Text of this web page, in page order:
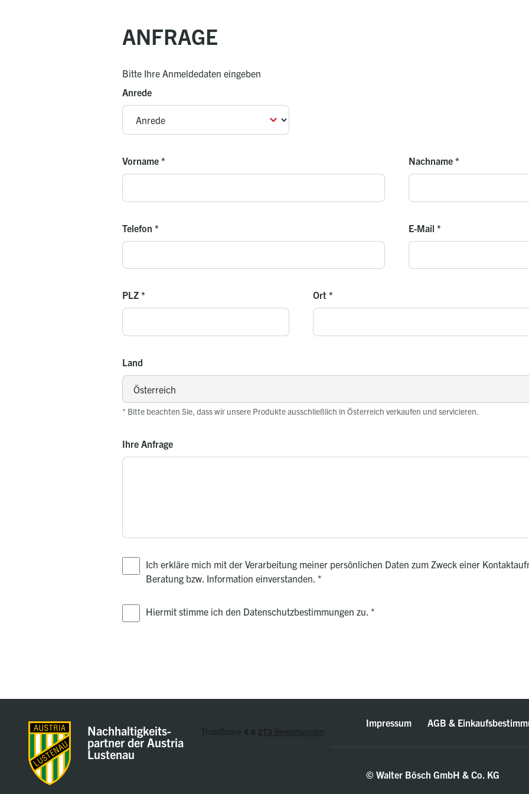
ANFRAGE
Bitte Ihre Anmeldedaten eingeben
Anrede
Vorname * Nachname *
Telefon * E-Mail *
PLZ * Ort*
Land
* Bitte beachten Sie, dass wir unsere Produkte ausschließlich in Österreich verkaufen und servicieren.
Ihre Anfrage
Ich erkläre mich mit der Verarbeitung meiner persönlichen Daten zum Zweck einer
Beratung bzw. Information einverstanden. *
Hiermit stimme ich den Datenschutzbestimmungen zu. *
Nachhaltigkeits-
partner der Austria
Lustenau
Impressum AGB &
© Walter Bösch GmbH & Co. KG